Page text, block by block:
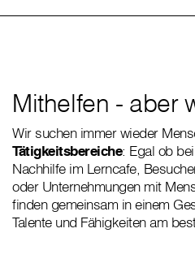
Mithelfen - aber
Wir suchen immer wieder
Tätigkeitsbereiche: Egal ob
Nachhilfe im Lerncafe,
oder Unternehmungen mit
finden gemeinsam in einem
Talente und Fähigkeiten am